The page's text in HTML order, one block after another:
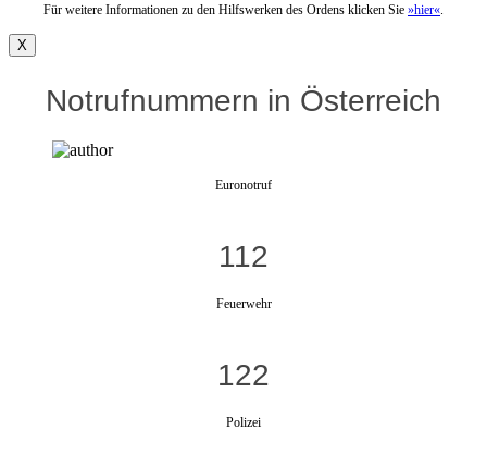
Für weitere Informationen zu den Hilfswerken des Ordens klicken Sie »hier«
X
Notrufnummern in Österreich
Euronotruf
112
Feuerwehr
122
Polizei